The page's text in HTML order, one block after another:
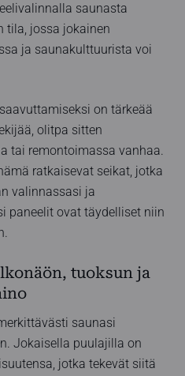
saunasta
tila, jossa jokainen
ja saunakulttuurista voi
on tärkeää
olitpa sitten
tai remontoimassa vanhaa.
ratkaisevat seikat, jotka
valinnassasi ja
paneelit ovat täydelliset niin
tuoksun ja
saunasi
Jokaisella puulajilla on
jotka tekevät siitä